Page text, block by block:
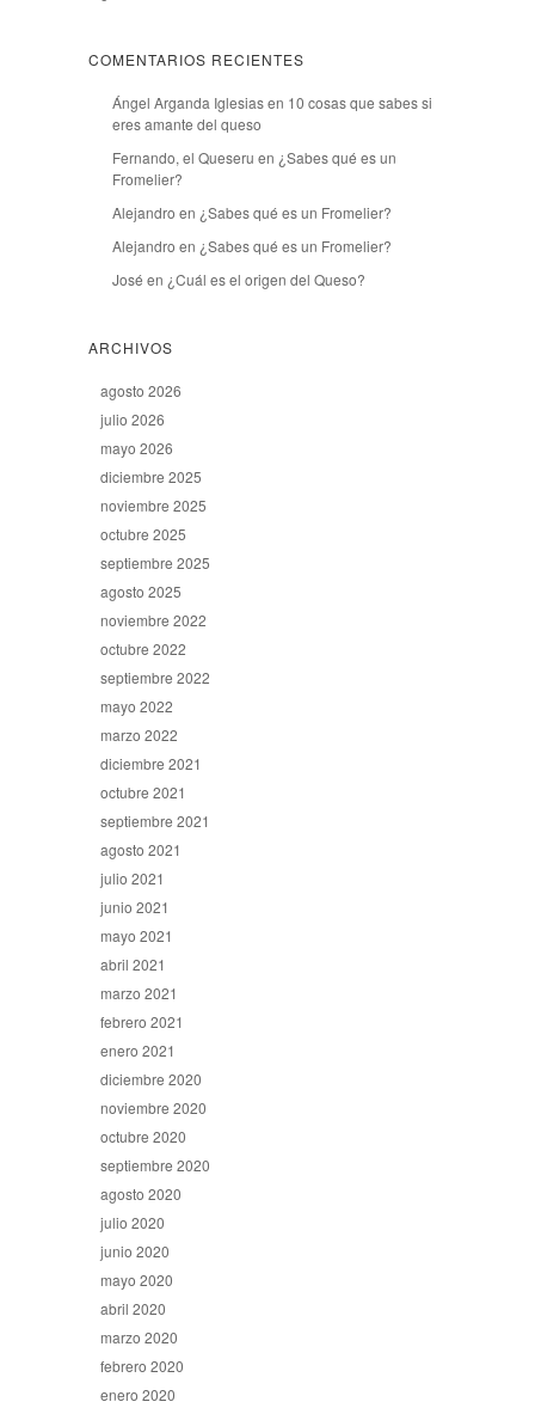
COMENTARIOS RECIENTES
Ángel Arganda Iglesiasen 10 cosas que sabes si
eres amante del queso
Fernando, el Queseru en ¿Sabes qué es un
Fromelier?
Alejandro en ¿Sabes qué es un Fromelier?
Alejandro en ¿Sabes qué es un Fromelier?
José en ¿Cuál es el origen del Queso?
ARCHIVOS
agosto 2026
julio 2026
mayo 2026
diciembre 2025
noviembre 2025
octubre 2025
septiembre 2025
agosto 2025
noviembre 2022
octubre 2022
septiembre 2022
mayo 2022
marzo 2022
diciembre 2021
octubre 2021
septiembre 2021
agosto 2021
julio 2021
junio 2021
mayo 2021
abril 2021
marzo 2021
febrero 2021
enero 2021
diciembre 2020
noviembre 2020
octubre 2020
septiembre 2020
agosto 2020
julio 2020
junio 2020
mayo 2020
abril 2020
marzo 2020
febrero 2020
enero 2020